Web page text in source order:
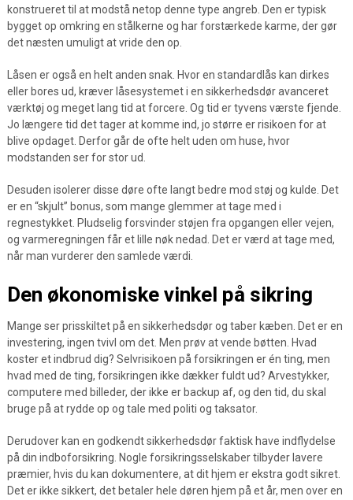
konstrueret til at modstå netop denne type angreb. Den er typisk
bygget op omkring en stålkerne og har forstærkede karme, der gør
det næsten umuligt at vride den op.
Låsen er også en helt anden snak. Hvor en standardlås kan dirkes
eller bores ud, kræver låsesystemet i en sikkerhedsdør avanceret
værktøj og meget lang tid at forcere. Og tid er tyvens værste fjende.
Jo længere tid det tager at komme ind, jo større er risikoen for at
blive opdaget. Derfor går de ofte helt uden om huse, hvor
modstanden ser for stor ud.
Desuden isolerer disse døre ofte langt bedre mod støj og kulde. Det
er en “skjult” bonus, som mange glemmer at tage med i
regnestykket. Pludselig forsvinder støjen fra opgangen eller vejen,
og varmeregningen får et lille nøk nedad. Det er værd at tage med,
når man vurderer den samlede værdi.
Den økonomiske vinkel på sikring
Mange ser prisskiltet på en sikkerhedsdør og taber kæben. Det er en
investering, ingen tvivl om det. Men prøv at vende bøtten. Hvad
koster et indbrud dig? Selvrisikoen på forsikringen er én ting, men
hvad med de ting, forsikringen ikke dækker fuldt ud? Arvestykker,
computere med billeder, der ikke er backup af, og den tid, du skal
bruge på at rydde op og tale med politi og taksator.
Derudover kan en godkendt sikkerhedsdør faktisk have indflydelse
på din indboforsikring. Nogle forsikringsselskaber tilbyder lavere
præmier, hvis du kan dokumentere, at dit hjem er ekstra godt sikret.
Det er ikke sikkert, det betaler hele døren hjem på et år, men over en